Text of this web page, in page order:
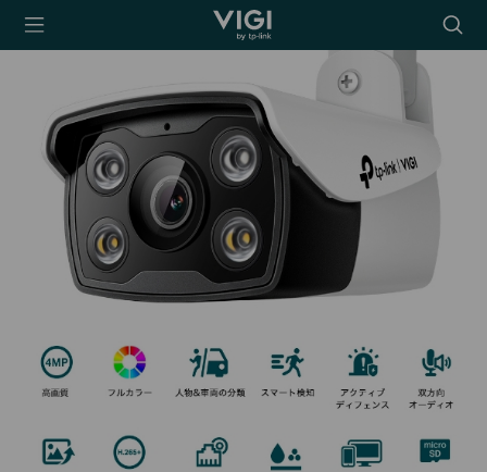
TP-Link, Reliably
icon